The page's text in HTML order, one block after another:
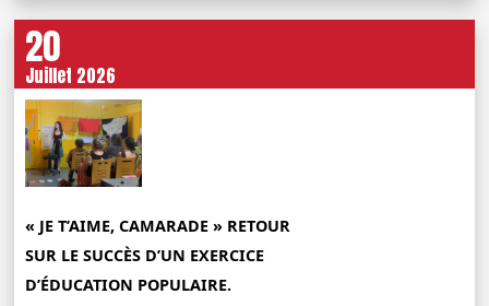
20
Juillet 2026
« JE T’AIME, CAMARADE » RETOUR
SUR LE SUCCÈS D’UN EXERCICE
D’ÉDUCATION POPULAIRE.